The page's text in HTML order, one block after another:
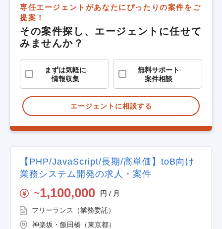
専任エージェントがあなたにぴったりの案件をご
提案！
その案件探し、エージェントに任せて
みませんか？
まずは気軽に
情報収集
無料サポート
案件相談
エージェントに相談する
【PHP/JavaScript/長期/高単価】toB向け
業務システム開発の求人・案件
〜1,100,000 円 / 月
フリーランス（業務委託）
神楽坂・飯田橋（東京都）